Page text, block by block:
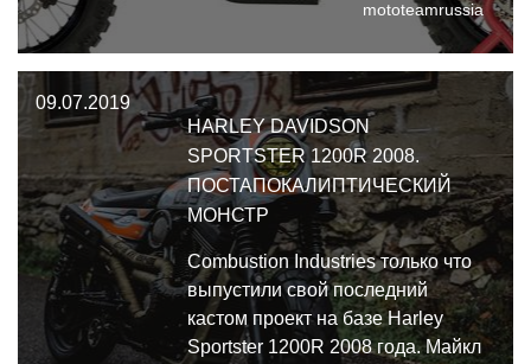
классика, которую хотелось бы
видеть в линейке японского
производителя.
mototeamrussia
09.07.2019
HARLEY DAVIDSON
SPORTSTER 1200R 2008.
ПОСТАПОКАЛИПТИЧЕСКИЙ
МОНСТР
Combustion Industries только что
выпустили свой последний
кастом проект на базе Harley
Sportster 1200R 2008 года. Майкл